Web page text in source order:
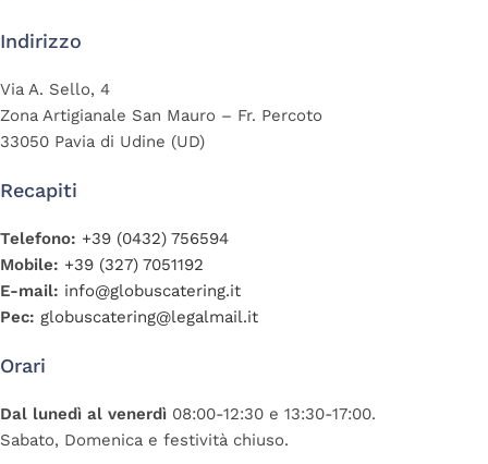
Indirizzo
Via A. Sello, 4
Zona Artigianale San Mauro – Fr. Percoto
33050 Pavia di Udine (UD)
Recapiti
Telefono: +39 (0432) 756594
Mobile: +39 (327) 7051192
E-mail: info@globuscatering.it
Pec: globuscatering@legalmail.it
Orari
Dal lunedì al venerdì 08:00-12:30 e 13:30-17:00.
Sabato, Domenica e festività chiuso.